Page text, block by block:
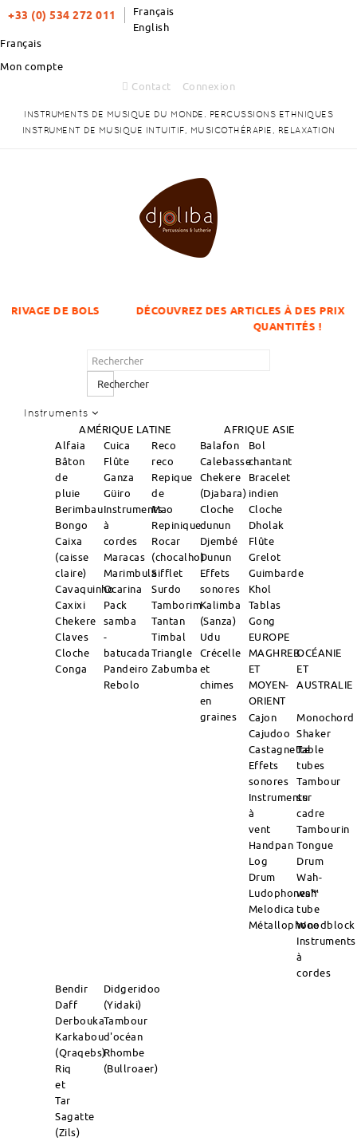
+33 (0) 534 272 011
Français
English
Français
Mon compte
Contact
Connexion
INSTRUMENTS DE MUSIQUE DU MONDE. PERCUSSIONS ETHNIQUES
INSTRUMENT DE MUSIQUE INTUITIF, MUSICOTHÉRAPIE, RELAXATION
DÉCOUVREZ DES ARTICLES À DES PRIX DÉGRESSIFS
Rechercher
Instruments
AMÉRIQUE LATINE AFRIQUE ASIE
Alfaia
Bâton
de
pluie
Berimbau
Bongo
Caixa
(caisse
claire)
Cavaquinho
Caxixi
Chekere
Claves
Cloche
Conga
Cuica
Flûte
Ganza
Güiro
Instruments
à
cordes
Maracas
Marimbula
Ocarina
Pack
samba
-
batucada
Pandeiro
Rebolo
Reco
reco
Repique
de
Mao
Repinique
Rocar
(chocalho)
Sifflet
Surdo
Tamborim
Tantan
Timbal
Triangle
Zabumba
Balafon
Calebasse
Chekere
(Djabara)
Cloche
dunun
Djembé
Dunun
Effets
sonores
Kalimba
(Sanza)
Udu
Crécelle
et
chimes
en
graines
Bol
chantant
Bracelet
indien
Cloche
Dholak
Flûte
Grelot
Guimbarde
Khol
Tablas
Gong
EUROPE
MAGHREB
ET
MOYEN-
ORIENT
OCÉANIE
ET
AUSTRALIE
Cajon
Cajudoo
Castagnette
Effets
sonores
Instruments
à
vent
Handpan
Log
Drum
Ludophones™
Melodica
Métallophone
Monochord
Shaker
Table
tubes
Tambour
sur
cadre
Tambourin
Tongue
Drum
Wah-
wah
tube
Woodblock
Instruments
à
cordes
Bendir
Daff
Derbouka
Karkabou
(Qraqebs)
Riq
et
Tar
Sagatte
(Zils)
Didgeridoo
(Yidaki)
Tambour
d'océan
Rhombe
(Bullroaer)